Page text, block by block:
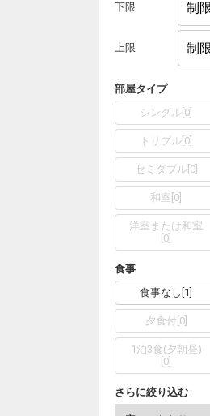
下限
上限
部屋タイプ
シングル 0
トリプル 0
セミダブル[ 0]
和室 0
洋室または和室
0
食事
食事なし 1
夕食付 0]
1泊3食(夕朝昼)
0
さらに絞り込む